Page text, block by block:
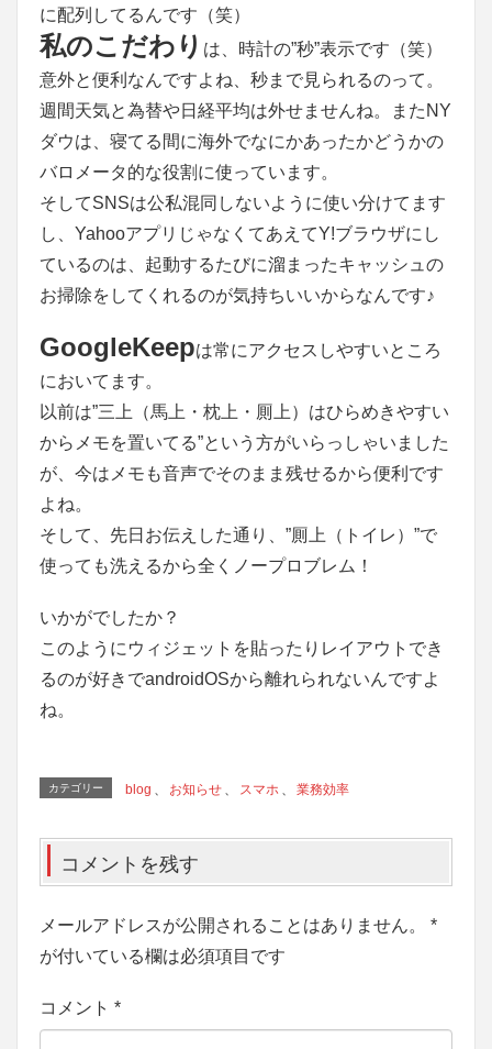
に配列してるんです（笑）
私のこだわり は、時計の”秒”表示です（笑）
意外と便利なんですよね、秒まで見られるのって。
週間天気と為替や日経平均は外せませんね。またNY
ダウは、寝てる間に海外でなにかあったかどうかの
バロメータ的な役割に使っています。
そしてSNSは公私混同しないように使い分けてます
し、YahooアプリじゃなくてあえてY!ブラウザにし
ているのは、起動するたびに溜まったキャッシュの
お掃除をしてくれるのが気持ちいいからなんです♪
GoogleKeepは常にアクセスしやすいところ
においてます。
以前は”三上（馬上・枕上・厠上）はひらめきやすい
からメモを置いてる”という方がいらっしゃいました
が、今はメモも音声でそのまま残せるから便利です
よね。
そして、先日お伝えした通り、”厠上（トイレ）”で
使っても洗えるから全くノープロブレム！
いかがでしたか？
このようにウィジェットを貼ったりレイアウトでき
るのが好きでandroidOSから離れられないんですよ
ね。
カテゴリー blog お知らせ スマホ 業務効率
コメントを残す
メールアドレスが公開されることはありません。
*
が付いている欄は必須項目です
コメント *